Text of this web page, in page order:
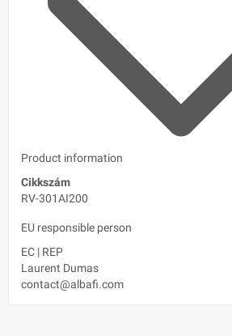
Product information
Cikkszám
RV-301AI200
EU responsible person
EC | REP
Laurent Dumas
contact@albafi.com